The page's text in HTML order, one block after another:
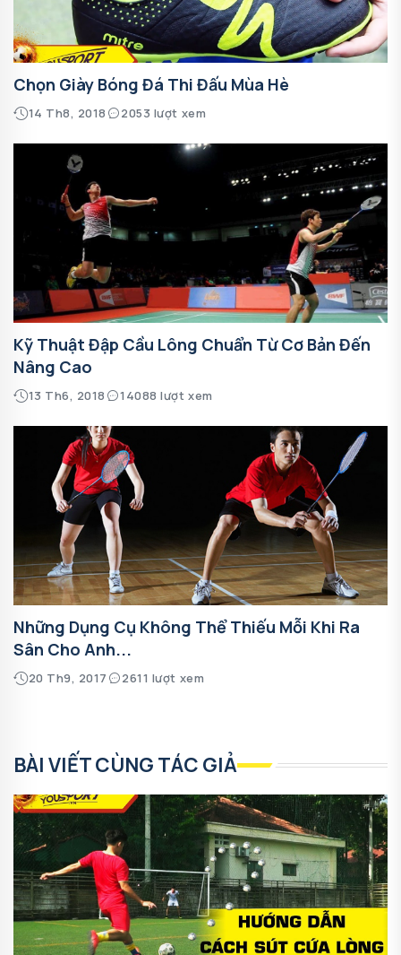
Chọn Giày Bóng Đá Thi Đấu Mùa Hè
14 Th8, 2018 2053 lượt xem
Kỹ Thuật Đập Cầu Lông Chuẩn Từ Cơ Bản Đến
Nâng Cao
13 Th6, 2018 14088 lượt xem
Những Dụng Cụ Không Thể Thiếu Mỗi Khi Ra
Sân Cho Anh...
20 Th9, 2017 2611 lượt xem
BÀI VIẾT CÙNG TÁC GIẢ